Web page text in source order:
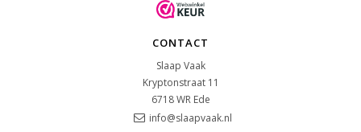
CONTACT
Slaap Vaak
Kryptonstraat 11
6718 WR Ede
info@slaapvaak.nl